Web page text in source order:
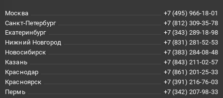
Москва
+7 (495) 966-18-01
Санкт-Петербург
+7 (812) 309-35-78
Екатеринбург
+7 (343) 289-18-98
Нижний Новгород
+7 (831) 281-52-53
Новосибирск
+7 (383) 284-08-48
Казань
+7 (843) 211-02-57
Краснодар
+7 (861) 201-25-33
Красноярск
+7 (391) 216-76-03
Пермь
+7 (342) 207-98-33